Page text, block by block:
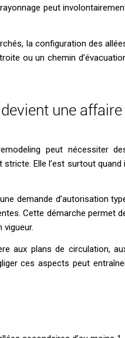
peut
la configuration des
ou un chemin
une affaire
peut nécessiter
Elle l’est surtout quand
demande d’autorisation
Cette démarche permet
vigueur.
aux plans de circulation,
ces aspects peut